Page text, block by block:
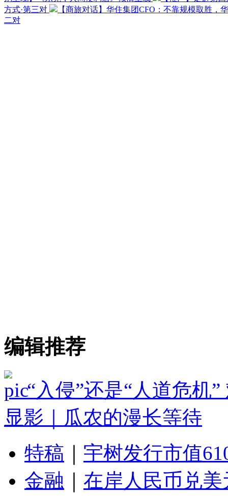
方式·第三对
【商旅对话】华住集团CFO：不靠规模取胜，
二对
编辑推荐
“入侵”还是“人道危机
显影｜瓜农的漫长等待
特稿
宇树发行市值
金融
在岸人民币兑